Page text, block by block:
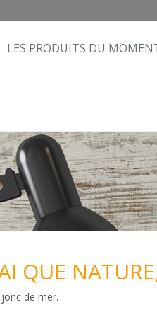
LES PRODUITS DU
QUE
de mer.